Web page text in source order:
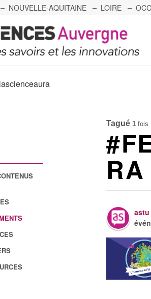
NOUVELLE-AQUITAINE LOIRE
BOURGOGNE-FRANCHE-COMTÉ
Tagué 1 fois
RA